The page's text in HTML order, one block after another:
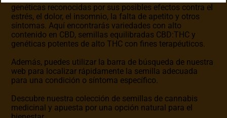
genéticas reconocidas por sus posibles efectos contra el
estrés, el dolor, el insomnio, la falta de apetito y otros
síntomas. Aquí encontrarás variedades con alto
contenido en CBD, semillas equilibradas CBD:THC y
genéticas potentes de alto THC con fines terapéuticos.
Además, puedes utilizar la barra de búsqueda de nuestra
web para localizar rápidamente la semilla adecuada
para una condición o síntoma específico.
Descubre nuestra colección de semillas de cannabis
medicinal y apuesta por una opción natural para el